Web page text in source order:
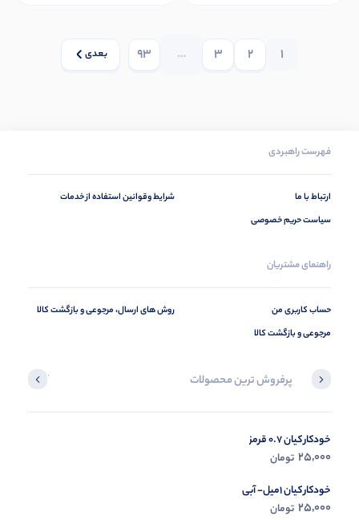
1
2
3
…
93 بعدی
فهرست راهبردی
ارتباط با ما
سیاست حریم خصوصی
شرایط وقوانین استفاده از خدمات
راهنمای مشتریان
حساب کاربری من
مرجوعی و بازگشت کالا
روش های ارسال، مرجوعی و بازگشت کالا
پرفروش ترین محصولات آخرین
خودکار کیان 0.7 قرمز
25,000 تومان
خودکار کیان 1میل- آبی
25,000 تومان